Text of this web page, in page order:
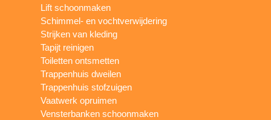
Lift schoonmaken
Schimmel- en vochtverwijdering
Strijken van kleding
Tapijt reinigen
Toiletten ontsmetten
Trappenhuis dweilen
Trappenhuis stofzuigen
Vaatwerk opruimen
Vensterbanken schoonmaken